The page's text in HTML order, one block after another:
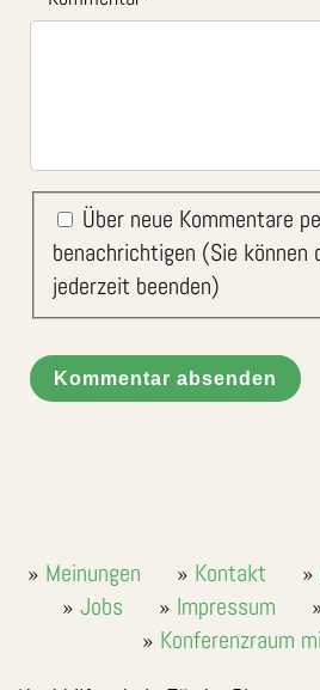
Über neue Kommentare
benachrichtigen (Sie können
jederzeit beenden)
Kommentar absenden
Meinungen Kontakt
Jobs
Impressum
Konferenzraum